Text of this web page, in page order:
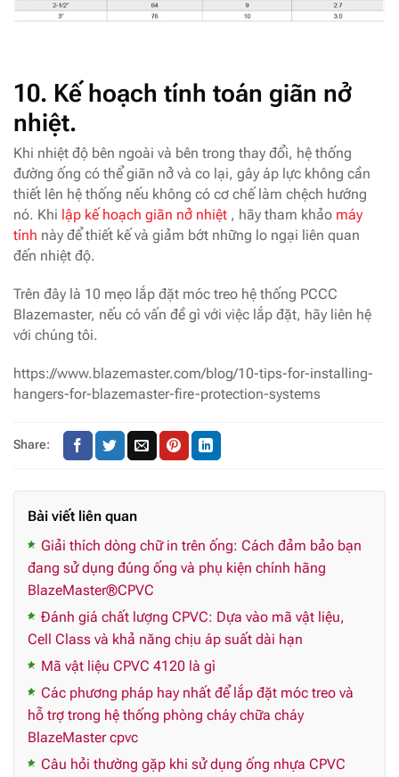
10. Kế hoạch tính toán giãn nở
nhiệt.
Khi nhiệt độ bên ngoài và bên trong thay đổi, hệ thống
đường ống có thể giãn nở và co lại, gây áp lực không cần
thiết lên hệ thống nếu không có cơ chế làm chệch hướng
nó. Khi lập kế hoạch giãn nở nhiệt , hãy tham khảo máy
tính này để thiết kế và giảm bớt những lo ngại liên quan
đến nhiệt độ.
Trên đây là 10 mẹo lắp đặt móc treo hệ thống PCCC
Blazemaster, nếu có vấn đề gì với việc lắp đặt, hãy liên hệ
với chúng tôi.
https://www.blazemaster.com/blog/10-tips-for-installing-
hangers-for-blazemaster-fire-protection-systems
Share:
Bài viết liên quan
Giải thích dòng chữ in trên ống: Cách đảm bảo bạn
đang sử dụng đúng ống và phụ kiện chính hãng
BlazeMaster®CPVC
Đánh giá chất lượng CPVC: Dựa vào mã vật liệu,
Cell Class và khả năng chịu áp suất dài hạn
Mã vật liệu CPVC 4120 là gì
Các phương pháp hay nhất để lắp đặt móc treo và
hỗ trợ trong hệ thống phòng cháy chữa cháy
BlazeMaster cpvc
Câu hỏi thường gặp khi sử dụng ống nhựa CPVC